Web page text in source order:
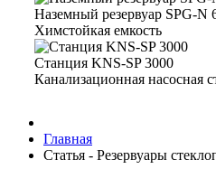
Наземный резервуар SPG-N
Химстойкая емкость
Станция KNS-SP 3000
Канализационная насосная
Главная
Статья - Резервуары